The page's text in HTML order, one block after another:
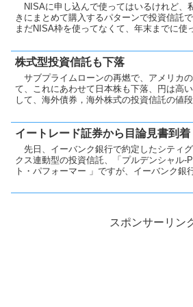
NISAに申し込んで使ってはいるけれど、
きにまとめて購入するパターンで投資信
まだNISA枠を使ってなくて、年末までに使
株式型投資信託も下落
サブプライムローンの再燃で、アメリカ
て、これにあわせて日本株も下落、円は高
して、海外債券，海外株式の投資信託の値
イートレード証券から目論見書到着
先日、イーバンク銀行で約定したシティ
クス連動型の投資信託、「プルデンシャル-
ト・パフォーマー 」ですが、イーバンク銀
スポンサーリン